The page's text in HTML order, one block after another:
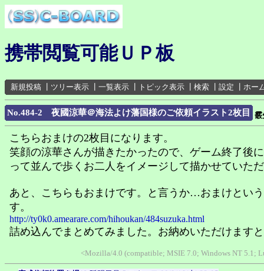
携帯閲覧可能ＵＰ板
新規投稿 ツリー表示 一覧表示 トピック表示 検索 設定 ホー
No.484-2 夜國涼華＠海法よけ藩国様のご依頼イラスト2枚目 霰
こちらおまけの2枚目になります。
笑顔の涼華さんが描きたかったので、ゲーム終了後
って並んで歩くお二人をイメージして描かせていた
あと、こちらもおまけです。と言うか…おまけとい
す。
http://ty0k0.amearare.com/hihoukan/484suzuka.html
詰め込んでまとめてみました。お納めいただけます
<Mozilla/4.0 (compatible; MSIE 7.0; Windows NT 5.1;